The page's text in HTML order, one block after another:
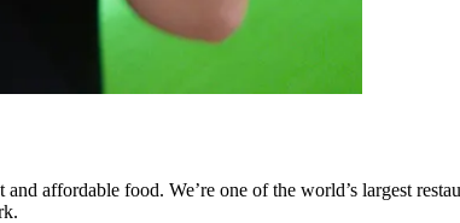
affordable food. We’re one of the world’s largest